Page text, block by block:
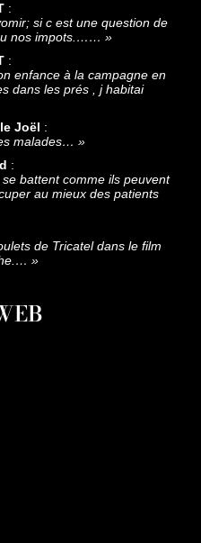
:
si c est une question de
nos impots.…… »
:
enfance à la campagne en
dans les prés , j habitai
Joël :
malades… »
:
battent comme ils peuvent
au mieux des patients
de Tricatel dans le film
»